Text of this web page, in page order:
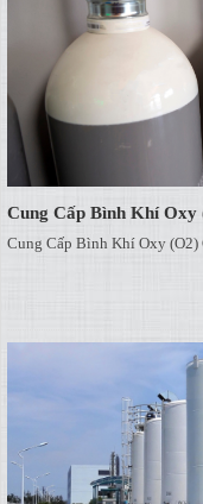
Cung Cấp Bình Khí Oxy
Cung Cấp Bình Khí Oxy